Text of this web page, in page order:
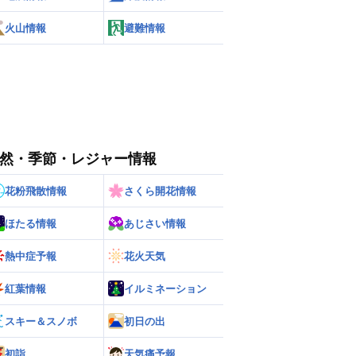
火山情報 避難情報
・季節・レジャー情報
花粉飛散情報 さくら開花情報
ほたる情報 あじさい情報
熱中症予報 花火天気
紅葉情報 イルミネーション
スキー＆スノボ 初日の出
初詣 天気痛予報